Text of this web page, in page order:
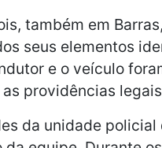
também em
seus elementos
e o veículo
providências
da unidade